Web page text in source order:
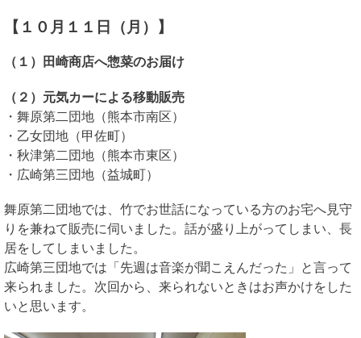
【１０月１１日（月）】
（１）田崎商店へ惣菜のお届け
（２）元気カーによる移動販売
・舞原第二団地（熊本市南区）
・乙女団地（甲佐町）
・秋津第二団地（熊本市東区）
・広崎第三団地（益城町）
舞原第二団地では、竹でお世話になっている方のお宅へ見守
りを兼ねて販売に伺いました。話が盛り上がってしまい、長
居をしてしまいました。
広崎第三団地では「先週は音楽が聞こえんだった」と言って
来られました。次回から、来られないときはお声かけをした
いと思います。